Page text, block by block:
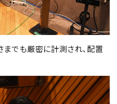
までも厳密に計測され、配置